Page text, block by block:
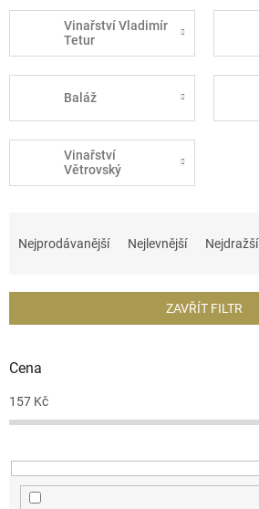
Vinařství Vladimír
Tetur
Baláž
Vinařství
Větrovský
í
r
d
u
t
ů
Nejprodávanější Nejlevnější Nejdražší
ZAVŘÍT FILTR
Cena
157 Kč